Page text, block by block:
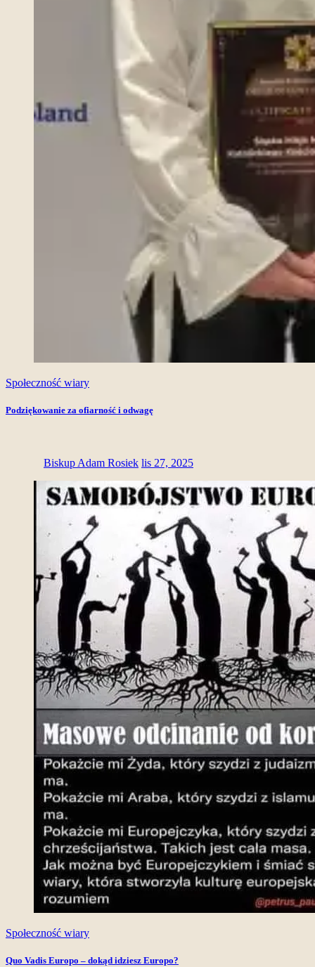
Społeczność wiary
Podziękowanie za ofiarność i odwagę
Biskup Adam Rosiek lis 27, 2025
Społeczność wiary
Quo Vadis Europo – dokąd idziesz Europo?